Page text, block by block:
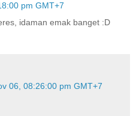
pm GMT+7
idaman emak banget :D
06, 08:26:00 pm GMT+7